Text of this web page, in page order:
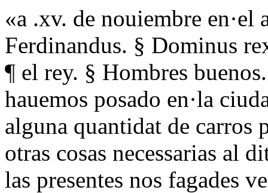
«a .xv. de nouiembre
Ferdinandus. § Dominus
¶ el rey. § Hombres
hauemos posado en·la
alguna quantidat de carros
otras cosas necessarias al
las presentes nos fagades